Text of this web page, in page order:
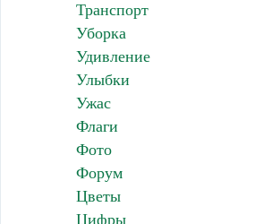
Транспорт
Уборка
Удивление
Улыбки
Ужас
Флаги
Фото
Форум
Цветы
Цифры